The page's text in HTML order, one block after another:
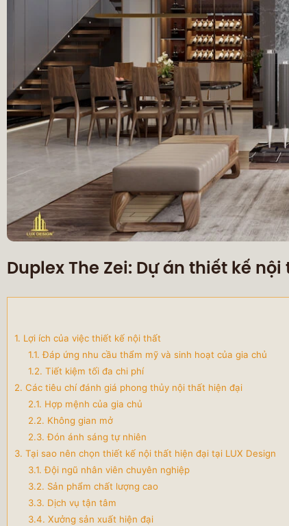
Duplex The Zei: Dự án thiết kế
1. Lợi ích của việc thiết kế nội thất
1.1. Đáp ứng nhu cầu thẩm mỹ và sinh hoạt của gia chủ
1.2. Tiết kiệm tối đa chi phí
2. Các tiêu chí đánh giá phong thủy nội thất hiện đại
2.1. Hợp mệnh của gia chủ
2.2. Không gian mở
2.3. Đón ánh sáng tự nhiên
3. Tại sao nên chọn thiết kế nội thất hiện đại tại LUX Design
3.1. Đội ngũ nhân viên chuyên nghiệp
3.2. Sản phẩm chất lượng cao
3.3. Dịch vụ tận tâm
3.4. Xưởng sản xuất hiện đại